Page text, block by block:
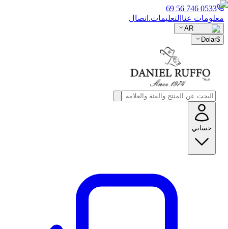
0533 746 56 69
معلومات عنا التعليمات. اتصال
AR
$
Dolar
حسابي